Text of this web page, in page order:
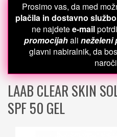
Prosimo vas, da med
plačila in dostavno službo
ne najdetee-mail
promocijahali neželeni
glavni nabiralnik, da
LAAB CLEAR SKIN
SPF 50 GEL